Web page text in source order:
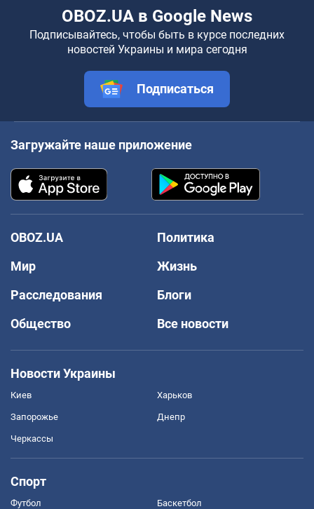
OBOZ.UA в Google News
Подписывайтесь, чтобы быть в курсе последних
новостей Украины и мира сегодня
Подписаться
Загружайте наше приложение
OBOZ.UA
Политика
Мир
Жизнь
Расследования
Блоги
Общество
Все новости
Новости Украины
Киев Харьков
Запорожье Днепр
Черкассы
Спорт
Футбол Баскетбол